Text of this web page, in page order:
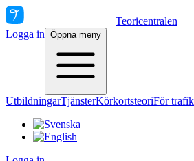
Teoricentralen
Logga in Öppna meny
UtbildningarTjänsterKörkortsteoriFör